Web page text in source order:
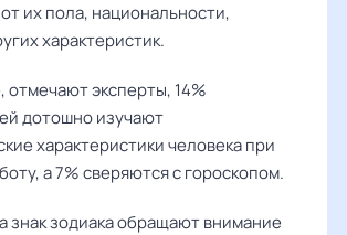
их пола, национальности,
характеристик.
отмечают эксперты, 14%
дотошно изучают
характеристики человека при
а 7% сверяются с гороскопом.
знак зодиака обращают внимание